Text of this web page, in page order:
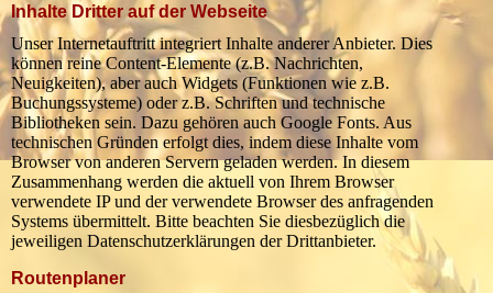
Inhalte Dritter auf der Webseite
Unser Internetauftritt integriert Inhalte anderer Anbieter. Dies
können reine Content-Elemente (z.B. Nachrichten,
Neuigkeiten), aber auch Widgets (Funktionen wie z.B.
Buchungssysteme) oder z.B. Schriften und technische
Bibliotheken sein. Dazu gehören auch Google Fonts. Aus
technischen Gründen erfolgt dies, indem diese Inhalte vom
Browser von anderen Servern geladen werden. In diesem
Zusammenhang werden die aktuell von Ihrem Browser
verwendete IP und der verwendete Browser des anfragenden
Systems übermittelt. Bitte beachten Sie diesbezüglich die
jeweiligen Datenschutzerklärungen der Drittanbieter.
Routenplaner